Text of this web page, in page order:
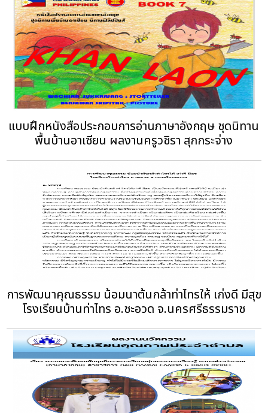
แบบฝึกหนังสือประกอบการอ่านภาษาอังกฤษ ชุดนิทาน
พื้นบ้านอาเซียน ผลงานครูวชิรา สุกกระจ่าง
การพัฒนาคุณธรรม น้อมนาต้นกล้าท่าไทรให้ เก่งดี มีสุข
โรงเรียนบ้านท่าไทร อ.ชะอวด จ.นครศรีธรรมราช